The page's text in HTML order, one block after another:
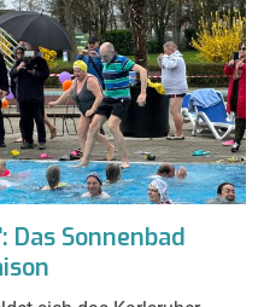
Sonnenbad